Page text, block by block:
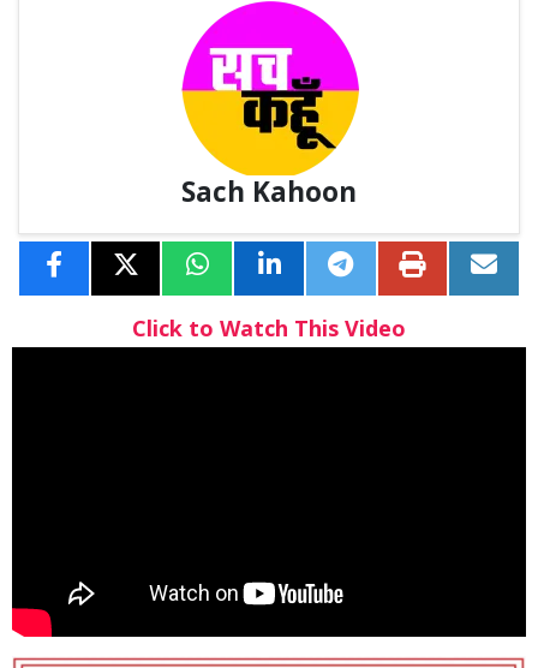
Sach Kahoon
Click to Watch This Video